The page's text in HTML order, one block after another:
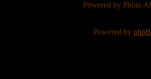
Powered by Photo
Powered by